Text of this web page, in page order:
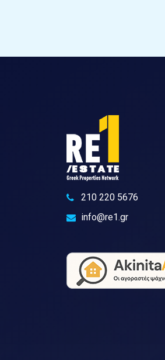
210 220 5676
info@re1.gr